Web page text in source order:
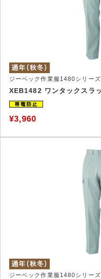
ジーベック作業服1480シリーズ
XEB1482 ワンタックスラ
¥3,960
ジーベック作業服1480シリーズ